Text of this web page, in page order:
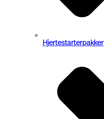
Hjertestarterpakker